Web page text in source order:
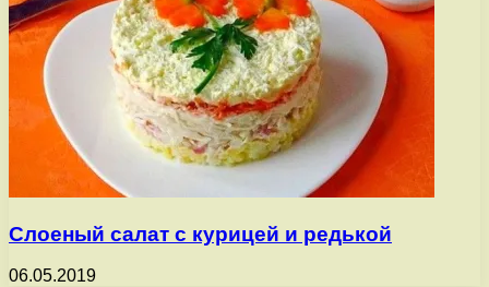
Слоеный салат с курицей и редькой
06.05.2019